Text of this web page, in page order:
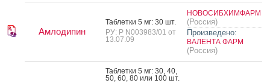
Амлодипин
Таб­летки 5 мг: 30 шт.
РУ: Р N003983/01 от
13.07.09
НОВОСИБХИМФАРМ
(Россия)
Произведено:
ВАЛЕНТА ФАРМ
(Россия)
Таб­летки 5 мг: 30, 40,
50, 60, 80 или 100 шт.